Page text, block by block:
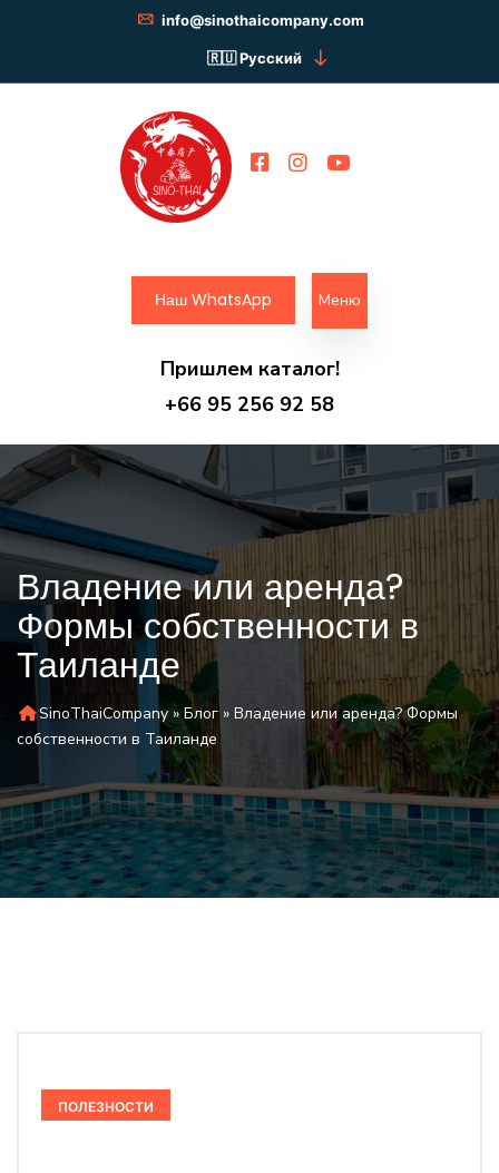
info@sinothaicompany.com
Русский
Наш WhatsApp Меню
Пришлем каталог!
+66 95 256 92 58
Владение или аренда?
Формы собственности в
Таиланде
SinoThaiCompany » Блог » Владение или аренда? Формы
собственности в Таиланде
ПОЛЕЗНОСТИ